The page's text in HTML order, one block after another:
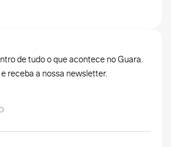
de tudo o que acontece no Guara.
receba a nossa newsletter.